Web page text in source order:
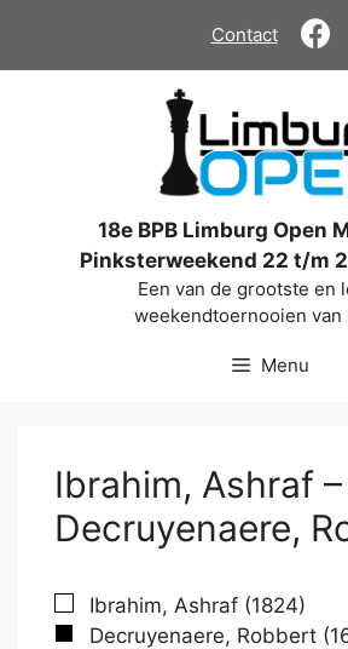
de
Contact
18e BPB Limburg Open
Pinksterweekend 22 t/m
Een van de grootste en
weekendtoernooien van
Menu
Ibrahim, Ashraf –
Decruyenaere,
Ibrahim, Ashraf (1824)
Decruyenaere, Robbert